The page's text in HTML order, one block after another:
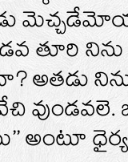
తూరి
అతడు
వుండవలె.
అంటూ